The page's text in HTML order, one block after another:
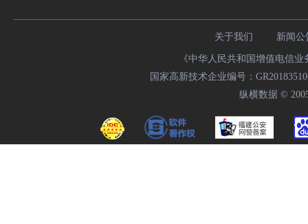
关于我们 新闻公
《中华人民共和国增值电信
国家高新技术企业编号：
纵横数据 ©